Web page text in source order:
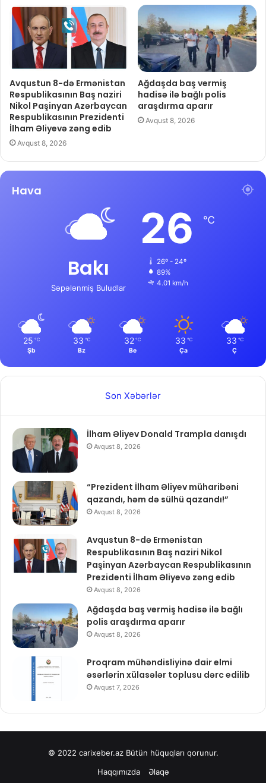
Avqustun 8-də Ermənistan
Respublikasının Baş naziri
Nikol Paşinyan Azərbaycan
Respublikasının Prezidenti
İlham Əliyevə zəng edib
Avqust 8, 2026
Ağdaşda baş vermiş
hadisə ilə bağlı polis
araşdırma aparır
Avqust 8, 2026
Hava
Bakı
Səpələnmiş Buludlar
26 ℃
26º - 24º
89%
4.01 km/h
25 ℃
Şb
33 ℃
Bz
32 ℃
Be
33 ℃
Ça
33 ℃
Ç
Son Xəbərlər
İlham Əliyev Donald Trampla danışdı
Avqust 8, 2026
“Prezident İlham Əliyev müharibəni
qazandı, həm də sülhü qazandı!”
Avqust 8, 2026
Avqustun 8-də Ermənistan
Respublikasının Baş naziri Nikol
Paşinyan Azərbaycan Respublikasının
Prezidenti İlham Əliyevə zəng edib
Avqust 8, 2026
Ağdaşda baş vermiş hadisə ilə bağlı
polis araşdırma aparır
Avqust 8, 2026
Proqram mühəndisliyinə dair elmi
əsərlərin xülasələr toplusu dərc edilib
Avqust 7, 2026
© 2022 carixeber.azBütün hüquqları qorunur.
Haqqımızda
Əlaqə